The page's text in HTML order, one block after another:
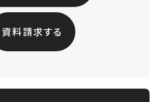
資料請求する